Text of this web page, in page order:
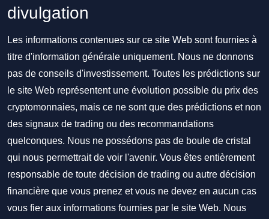
divulgation
Les informations contenues sur ce site Web sont fournies à
titre d'information générale uniquement. Nous ne donnons
pas de conseils d'investissement. Toutes les prédictions sur
le site Web représentent une évolution possible du prix des
cryptomonnaies, mais ce ne sont que des prédictions et non
des signaux de trading ou des recommandations
quelconques. Nous ne possédons pas de boule de cristal
qui nous permettrait de voir l'avenir. Vous êtes entièrement
responsable de toute décision de trading ou autre décision
financière que vous prenez et vous ne devez en aucun cas
vous fier aux informations fournies par le site Web. Nous